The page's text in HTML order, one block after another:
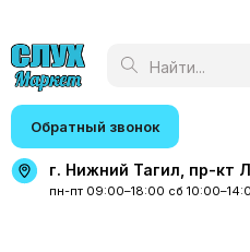
Найти...
пн-пт 09:00–18:00 сб
г. Нижний Тагил, пр-кт
Обратный звонок